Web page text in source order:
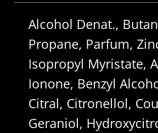
‎Alcohol Denat.,
Propane, Parfum,
Isopropyl Myristate,
Ionone, Benzyl
Citral, Citronellol,
Geraniol,